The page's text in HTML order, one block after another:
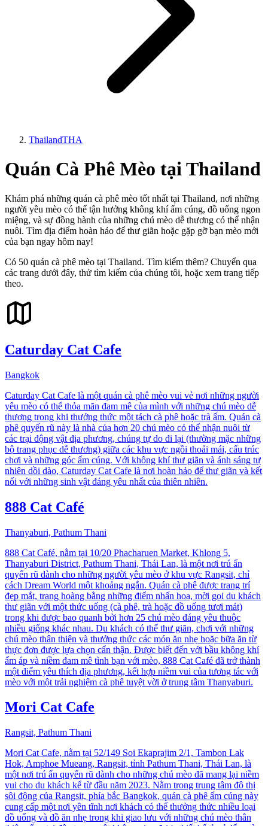
ThailandTHA
Quán Cà Phê Mèo tại Thailand
Khám phá những quán cà phê mèo tốt nhất tại Thailand, nơi những
người yêu mèo có thể tận hưởng không khí ấm cúng, đồ uống ngon
miệng, và sự đồng hành của những chú mèo dễ thương có thể nhận
nuôi. Tìm địa điểm hoàn hảo để thư giãn hoặc gặp gỡ bạn mèo mới
của bạn ngay hôm nay!
Có 50 quán cà phê mèo tại Thailand. Tìm kiếm thêm? Chuyển qua
các trang dưới đây, thử tìm kiếm của chúng tôi, hoặc xem trang tiếp
theo.
Caturday Cat Cafe
Bangkok
Caturday Cat Cafe là một quán cà phê mèo vui vẻ nơi những người
yêu mèo có thể thỏa mãn đam mê của mình với những chú mèo dễ
thương trong khi thưởng thức một tách cà phê hoặc trà ấm. Quán cà
phê quyến rũ này là nhà của hơn 20 chú mèo có thể nhận nuôi từ
các trại động vật địa phương, chúng tự do đi lại (thường mặc những
bộ trang phục dễ thương) giữa các khu vực ngồi thoải mái, cấu trúc
chơi và những góc ấm cúng. Với không khí thư giãn và ánh sáng tự
nhiên dồi dào, Caturday Cat Cafe là nơi hoàn hảo để thư giãn và kết
nối với những sinh vật đáng yêu nhất của thiên nhiên.
888 Cat Café
Thanyaburi, Pathum Thani
888 Cat Café, nằm tại 10/20 Phacharuen Market, Khlong 5,
Thanyaburi District, Pathum Thani, Thái Lan, là một nơi trú ẩn
quyến rũ dành cho những người yêu mèo ở khu vực Rangsit, chỉ
cách Dream World một khoảng ngắn. Quán cà phê được trang trí
đẹp mắt, trang hoàng bằng những điểm nhấn hoa, mời gọi du khách
thư giãn với một thức uống (cà phê, trà hoặc đồ uống tươi mát)
trong khi được bao quanh bởi hơn 25 chú mèo đáng yêu thuộc
nhiều giống khác nhau. Du khách có thể thư giãn, chơi với những
chú mèo thân thiện và thưởng thức các món ăn nhẹ hoặc bữa ăn từ
thực đơn được lựa chọn cẩn thận. Được biết đến với bầu không khí
ấm áp và niềm đam mê tình bạn với mèo, 888 Cat Café đã trở thành
một điểm yêu thích địa phương, kết hợp niềm vui của tương tác với
mèo với một trải nghiệm cà phê tuyệt vời ở trung tâm Thanyaburi.
Mori Cat Cafe
Rangsit, Pathum Thani
Mori Cat Cafe, nằm tại 52/149 Soi Ekaprajim 2/1, Tambon Lak
Hok, Amphoe Mueang, Rangsit, tỉnh Pathum Thani, Thái Lan, là
một nơi trú ẩn quyến rũ dành cho những chú mèo đã mang lại niềm
vui cho du khách kể từ đầu năm 2023. Nằm trong trung tâm đô thị
sôi động của Rangsit, phía bắc Bangkok, quán cà phê ấm cúng này
cung cấp một nơi yên tĩnh nơi khách có thể thưởng thức nhiều loại
đồ uống và đồ ăn nhẹ trong khi giao lưu với những chú mèo thân